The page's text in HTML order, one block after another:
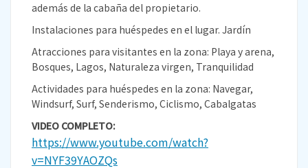
además de la cabaña del propietario.
Instalaciones para huéspedes en el lugar. Jardín
Atracciones para visitantes en la zona: Playa y arena,
Bosques, Lagos, Naturaleza virgen, Tranquilidad
Actividades para huéspedes en la zona: Navegar,
Windsurf, Surf, Senderismo, Ciclismo, Cabalgatas
VIDEO COMPLETO:
https://www.youtube.com/watch?
v=NYF39YAOZQs